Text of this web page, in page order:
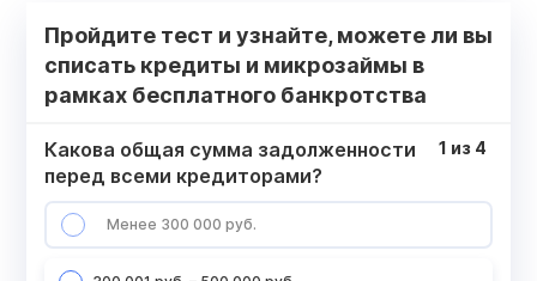
Пройдите тест и узнайте, можете ли вы
списать кредиты и микрозаймы в
рамках бесплатного банкротства
Какова общая сумма задолженности
перед всеми кредиторами?
Менее 300 000 руб.
1 из 4